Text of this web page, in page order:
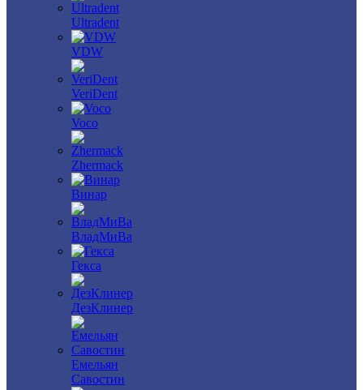
Ultradent
VDW
VeriDent
Voco
Zhermack
Винар
ВладМиВа
Гекса
ДезКлинер
Емельян
Савостин